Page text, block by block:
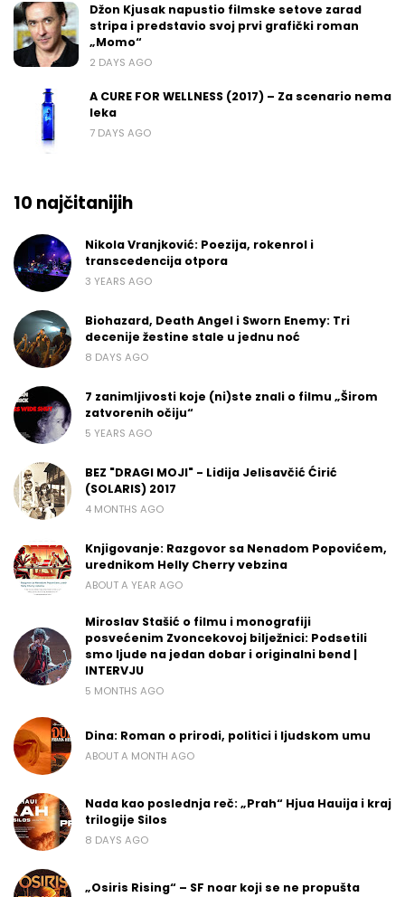
Džon Kjusak napustio filmske setove zarad
stripa i predstavio svoj prvi grafički roman
„Momo“
2 DAYS AGO
A CURE FOR WELLNESS (2017) – Za scenario nema
leka
7 DAYS AGO
10 najčitanijih
Nikola Vranjković: Poezija, rokenrol i
transcedencija otpora
3 YEARS AGO
Biohazard, Death Angel i Sworn Enemy: Tri
decenije žestine stale u jednu noć
8 DAYS AGO
7 zanimljivosti koje (ni)ste znali o filmu „Širom
zatvorenih očiju“
5 YEARS AGO
BEZ "DRAGI MOJI" - Lidija Jelisavčić Ćirić
(SOLARIS) 2017
4 MONTHS AGO
Knjigovanje: Razgovor sa Nenadom Popovićem,
urednikom Helly Cherry vebzina
ABOUT A YEAR AGO
Miroslav Stašić o filmu i monografiji
posvećenim Zvoncekovoj bilježnici: Podsetili
smo ljude na jedan dobar i originalni bend |
INTERVJU
5 MONTHS AGO
Dina: Roman o prirodi, politici i ljudskom umu
ABOUT A MONTH AGO
Nada kao poslednja reč: „Prah“ Hjua Hauija i kraj
trilogije Silos
8 DAYS AGO
„Osiris Rising“ – SF noar koji se ne propušta